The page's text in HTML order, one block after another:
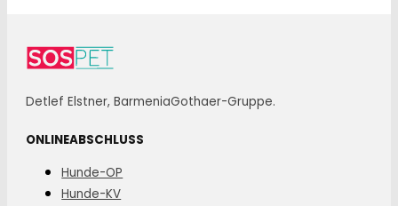
Detlef Elstner, BarmeniaGothaer-Gruppe.
ONLINEABSCHLUSS
Hunde-OP
Hunde-KV